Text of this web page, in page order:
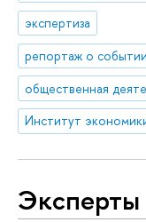
экспертиза
репортаж о событии
общественная